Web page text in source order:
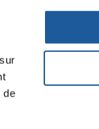
de